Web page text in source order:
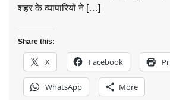
शहर के व्यापारियों ने […]
Share this:
X Facebook
WhatsApp More